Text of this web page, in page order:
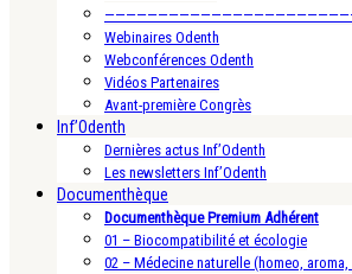
Webinaires Odenth
Webconférences Odenth
Vidéos Partenaires
Avant-première Congrès
Inf’Odenth
Dernières actus Inf’Odenth
Les newsletters Inf’Odenth
Documenthèque
Documenthèque Premium Adhérent
01 – Biocompatibilité et écologie
02 – Médecine naturelle (homeo,